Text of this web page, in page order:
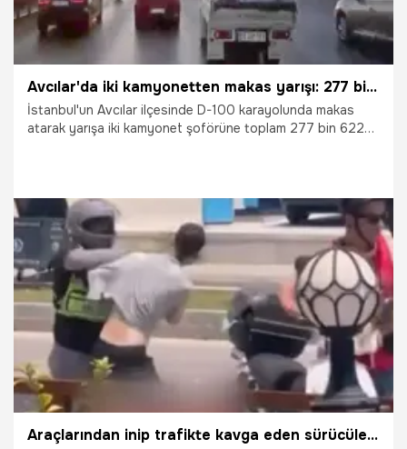
Avcılar'da iki kamyonetten makas yarışı: 277 bin 622 lira ceza yediler
İstanbul'un Avcılar ilçesinde D-100 karayolunda makas
atarak yarışa iki kamyonet şoförüne toplam 277 bin 622
16.07.2026 Gündem
Araçlarından inip trafikte kavga eden sürücülere ceza yağdı